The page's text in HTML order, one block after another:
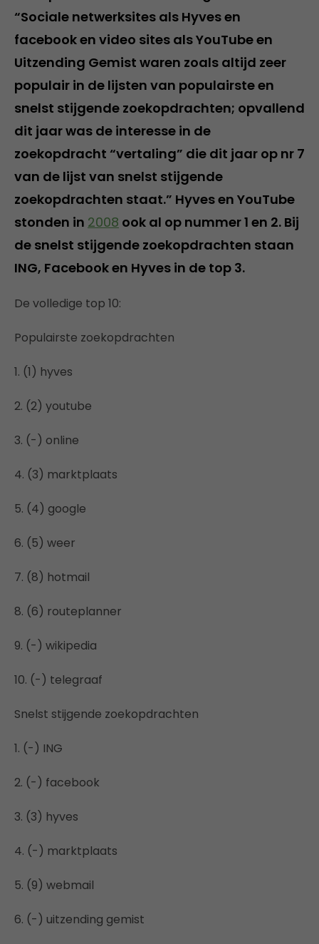
“Sociale netwerksites als Hyves en
facebook en video sites als YouTube en
Uitzending Gemist waren zoals altijd zeer
populair in de lijsten van populairste en
snelst stijgende zoekopdrachten; opvallend
dit jaar was de interesse in de
zoekopdracht “vertaling” die dit jaar op nr 7
van de lijst van snelst stijgende
zoekopdrachten staat.” Hyves en YouTube
stonden in 2008 ook al op nummer 1 en 2. Bij
de snelst stijgende zoekopdrachten staan
ING, Facebook en Hyves in de top 3.
De volledige top 10:
Populairste zoekopdrachten
1. (1) hyves
2. (2) youtube
3. (-) online
4. (3) marktplaats
5. (4) google
6. (5) weer
7. (8) hotmail
8. (6) routeplanner
9. (-) wikipedia
10. (-) telegraaf
Snelst stijgende zoekopdrachten
1. (-) ING
2. (-) facebook
3. (3) hyves
4. (-) marktplaats
5. (9) webmail
6. (-) uitzending gemist